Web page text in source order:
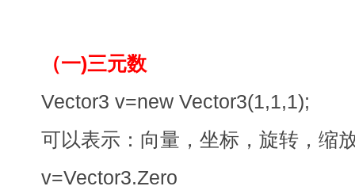
（一)三元数
Vector3 v=new Vector3(1,1,1);
可以表示：向量，坐标，旋转，缩
v=Vector3.Zero